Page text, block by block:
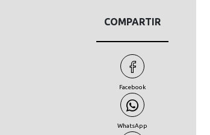
COMPARTIR
Facebook
WhatsApp